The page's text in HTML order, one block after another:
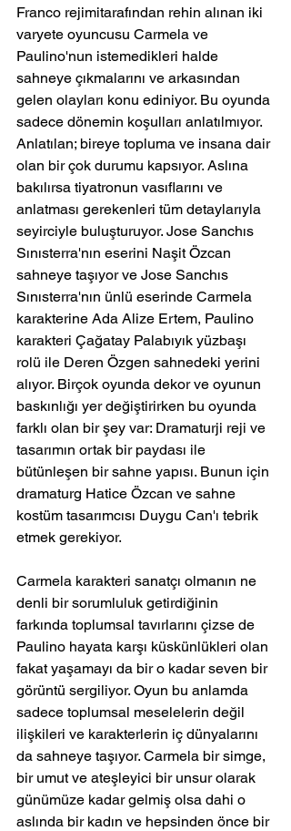
Franco rejimitarafından rehin alınan iki
varyete oyuncusu Carmela ve
Paulino'nun istemedikleri halde
sahneye çıkmalarını ve arkasından
gelen olayları konu ediniyor. Bu oyunda
sadece dönemin koşulları anlatılmıyor.
Anlatılan; bireye topluma ve insana dair
olan bir çok durumu kapsıyor. Aslına
bakılırsa tiyatronun vasıflarını ve
anlatması gerekenleri tüm detaylarıyla
seyirciyle buluşturuyor. Jose Sanchıs
Sınısterra'nın eserini Naşit Özcan
sahneye taşıyor ve Jose Sanchıs
Sınısterra'nın ünlü eserinde Carmela
karakterine Ada Alize Ertem, Paulino
karakteri Çağatay Palabıyık yüzbaşı
rolü ile Deren Özgen sahnedeki yerini
alıyor. Birçok oyunda dekor ve oyunun
baskınlığı yer değiştirirken bu oyunda
farklı olan bir şey var: Dramaturji reji ve
tasarımın ortak bir paydası ile
bütünleşen bir sahne yapısı. Bunun için
dramaturg Hatice Özcan ve sahne
kostüm tasarımcısı Duygu Can'ı tebrik
etmek gerekiyor.
Carmela karakteri sanatçı olmanın ne
denli bir sorumluluk getirdiğinin
farkında toplumsal tavırlarını çizse de
Paulino hayata karşı küskünlükleri olan
fakat yaşamayı da bir o kadar seven bir
görüntü sergiliyor. Oyun bu anlamda
sadece toplumsal meselelerin değil
ilişkileri ve karakterlerin iç dünyalarını
da sahneye taşıyor. Carmela bir simge,
bir umut ve ateşleyici bir unsur olarak
günümüze kadar gelmiş olsa dahi o
aslında bir kadın ve hepsinden önce bir